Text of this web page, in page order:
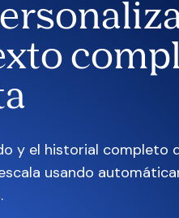
y el historial completo
usando